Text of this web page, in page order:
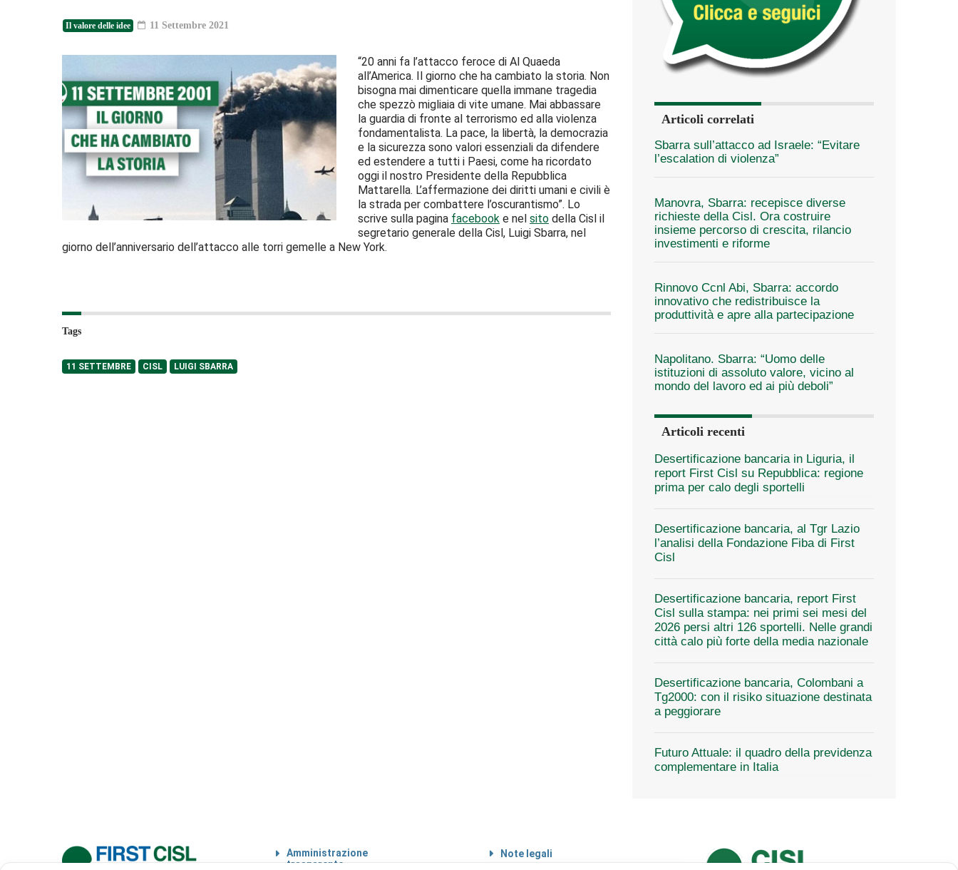
Il valore delle idee 11 Settembre 2021
“20 anni fa l’attacco feroce di Al Quaeda
all’America. Il giorno che ha cambiato la storia. Non
bisogna mai dimenticare quella immane tragedia
che spezzò migliaia di vite umane. Mai abbassare
la guardia di fronte al terrorismo ed alla violenza
fondamentalista. La pace, la libertà, la democrazia
e la sicurezza sono valori essenziali da difendere
ed estendere a tutti i Paesi, come ha ricordato
oggi il nostro Presidente della Repubblica
Mattarella. L’affermazione dei diritti umani e civili è
la strada per combattere l’oscurantismo”. Lo
scrive sulla pagina facebook e nel sito della Cisl il
segretario generale della Cisl, Luigi Sbarra, nel
giorno dell’anniversario dell’attacco alle torri gemelle a New York.
Tags
11 SETTEMBRE CISL LUIGI SBARRA
Articoli correlati
Sbarra sull’attacco ad Israele: “Evitare
l’escalation di violenza”
Manovra, Sbarra: recepisce diverse
richieste della Cisl. Ora costruire
insieme percorso di crescita, rilancio
investimenti e riforme
Rinnovo Ccnl Abi, Sbarra: accordo
innovativo che redistribuisce la
produttività e apre alla partecipazione
Napolitano. Sbarra: “Uomo delle
istituzioni di assoluto valore, vicino al
mondo del lavoro ed ai più deboli”
Articoli recenti
Desertificazione bancaria in Liguria, il
report First Cisl su Repubblica: regione
prima per calo degli sportelli
Desertificazione bancaria, al Tgr Lazio
l’analisi della Fondazione Fiba di First
Cisl
Desertificazione bancaria, report First
Cisl sulla stampa: nei primi sei mesi del
2026 persi altri 126 sportelli. Nelle grandi
città calo più forte della media nazionale
Desertificazione bancaria, Colombani a
Tg2000: con il risiko situazione destinata
a peggiorare
Futuro Attuale: il quadro della previdenza
complementare in Italia
Amministrazione
trasparente
Note legali